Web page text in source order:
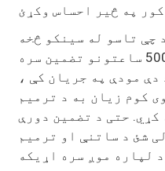
چې تاسو له سینکو څخه
پیرود کوئ د یو کال یا 500 ساعتونو تضمین سره
مودې په جریان کې ،
کوم زیان به د ترمیم
کړي. حتی د تضمین دورې
شئ د ساتنې او ترمیم
لپاره موږ سره اړیکه